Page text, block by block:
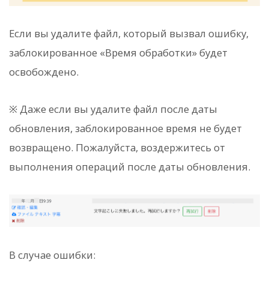
Если вы удалите файл, который вызвал ошибку,
заблокированное «Время обработки» будет
освобождено.
※ Даже если вы удалите файл после даты
обновления, заблокированное время не будет
возвращено. Пожалуйста, воздержитесь от
выполнения операций после даты обновления.
В случае ошибки: